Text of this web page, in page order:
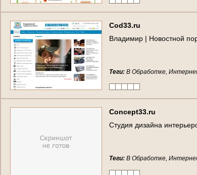
Cod33.ru
Владимир | Новостной по
Теги: В Обработке,
Concept33.ru
Студия дизайна интерьер
Теги: В Обработке,